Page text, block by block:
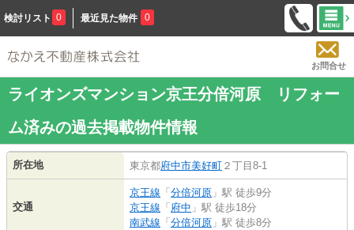
検討リスト 0 最近見た物件 0
お問合せ
ライオンズマンション京王分倍河原 リフォー
ム済みの過去掲載物件情報
所在地 東京都府中市美好町 ２丁目8-1
交通
京王線 「 分倍河原 」駅 徒歩9分
京王線 「 府中 」駅 徒歩18分
南武線 「 分倍河原 」駅 徒歩8分